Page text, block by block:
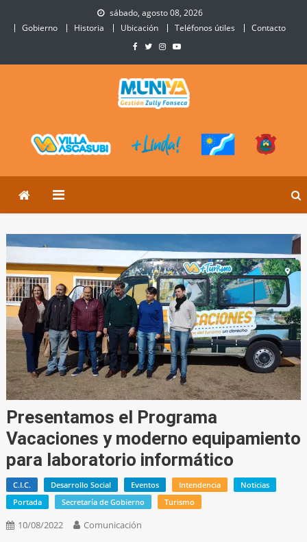
sábado, agosto 08, 2026
Gobierno
Historia Ubicación Teléfonos útiles Contacto
Ascasubi
Presentamos el Programa
Vacaciones y moderno equipamiento
para laboratorio informático
C.I.C. Desarrollo Social Eventos Intendencia
Noticias
Portada
Secretaría de Gobierno Turismo
10/08/2022 Comunicación